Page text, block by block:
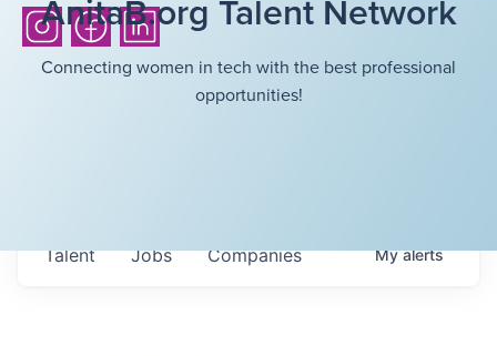
AnitaB.org Talent Network
Connecting women in tech with the best professional
opportunities!
Jobs Companies
Talent Myalerts